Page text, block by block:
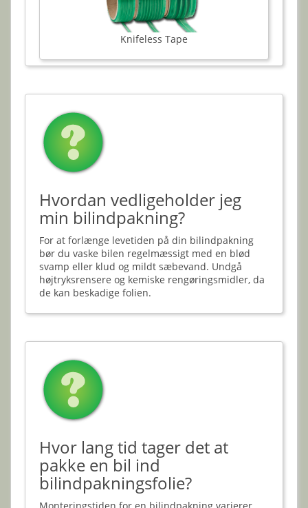
Knifeless Tape
Hvordan vedligeholder jeg
min bilindpakning?
For at forlænge levetiden på din bilindpakning
bør du vaske bilen regelmæssigt med en blød
svamp eller klud og mildt sæbevand. Undgå
højtryksrensere og kemiske rengøringsmidler, da
de kan beskadige folien.
Hvor lang tid tager det at
pakke en bil ind
bilindpakningsfolie?